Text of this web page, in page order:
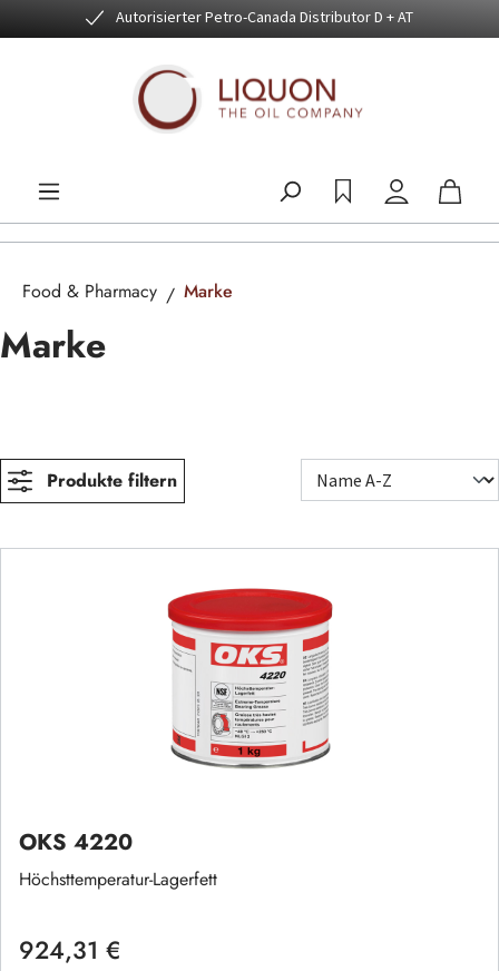
Zum Hauptinhalt springenAutorisierter Petro-Canada Distributor D + AT
Food & Pharmacy Marke
Marke
Produkte filtern
OKS 4220
Höchsttemperatur-Lagerfett
Regulärer Preis:
924,31 €